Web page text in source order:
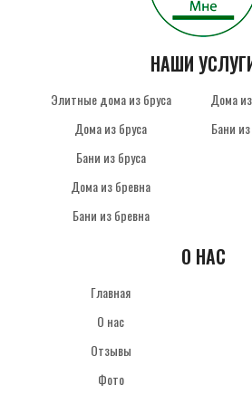
НАШИ
Элитные дома из бруса
Дома из бруса
Бани из бруса
Дома из бревна
Бани из бревна
Дома
Бани
О НАС
Главная
О нас
Отзывы
Фото